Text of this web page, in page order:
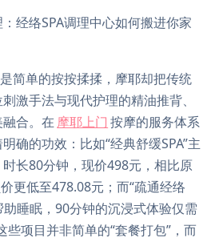
经络SPA调理中心如何搬进你家
简单的按按揉揉，摩耶却把传统
激手法与现代护理的精油推背、
合。在 摩耶上门 按摩的服务体系
确的功效：比如“经典舒缓SPA”主
长80分钟，现价498元，相比原
更低至478.08元；而“疏通经络
助睡眠，90分钟的沉浸式体验仅需
项目并非简单的“套餐打包”，而